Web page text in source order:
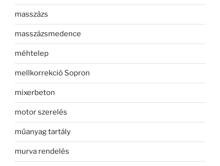
masszázs
masszázsmedence
méhtelep
mellkorrekció Sopron
mixerbeton
motor szerelés
műanyag tartály
murva rendelés